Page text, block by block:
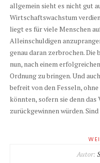
allgemein sieht es nicht gut
Wirtschaftswachstum
liegt es für viele Menschen
Alleinschuldigen
genau daran zerbrochen.
nun, nach einem
Ordnung zu bringen. Und
befreit von den Fesseln,
könnten, sofern sie denn
zurückgewinnen würden.
Autor: